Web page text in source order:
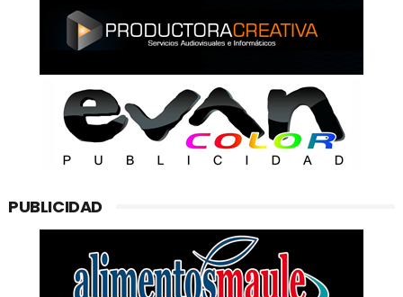
PUBLICIDAD